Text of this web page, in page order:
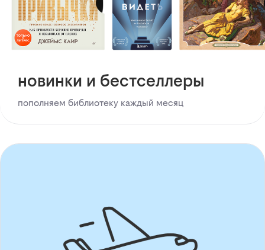
новинки и бестселлеры
пополняем библиотеку каждый месяц